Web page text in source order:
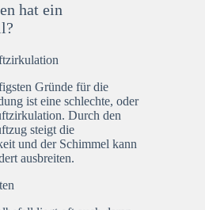
hat ein
Gründe für die
ist eine schlechte, oder
Durch den
steigt die
und der Schimmel kann
ausbreiten.